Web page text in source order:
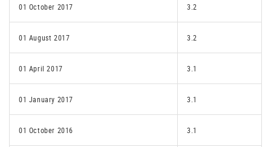
01 October 2017 3.2
01 August 2017 3.2
01 April 2017 3.1
01 January 2017 3.1
01 October 2016 3.1